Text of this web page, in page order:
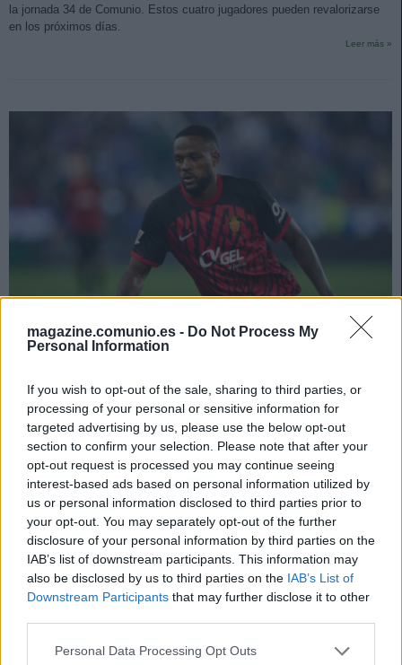
magazine.comunio.es - Do Not Process My
Personal Information
If you wish to opt-out of the sale, sharing to third parties, or
processing of your personal or sensitive information for
targeted advertising by us, please use the below opt-out
section to confirm your selection. Please note that after your
opt-out request is processed you may continue seeing
interest-based ads based on personal information utilized by
us or personal information disclosed to third parties prior to
your opt-out. You may separately opt-out of the further
disclosure of your personal information by third parties on the
IAB’s list of downstream participants. This information may
also be disclosed by us to third parties on the IAB’s List of
Downstream Participants that may further disclose it to other
Please note that this website/app uses one or more Google
Personal Data Processing Opt Outs
la jornada 34 de Comunio. Estos cuatro jugadores pueden revalorizarse
en los próximos días.
Leer más »
¡A comprar! Cuatro triunfadores de la jornada 31 por menos de 3
millones
13. abril 2025 PorJesus Gallo|
Menos de 2 millones de euros de valor de mercado y 9 o más puntos en
la jornada 30 de Comunio. Estos cuatro jugadores pueden revalorizarse
en los próximos días.
Leer más »